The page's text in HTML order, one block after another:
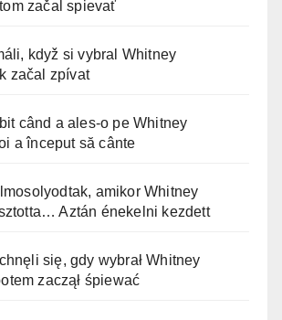
začal spievať
když si vybral Whitney
začal zpívat
când a ales-o pe Whitney
a început să cânte
amikor Whitney
Aztán énekelni kezdett
się, gdy wybrał Whitney
zaczął śpiewać